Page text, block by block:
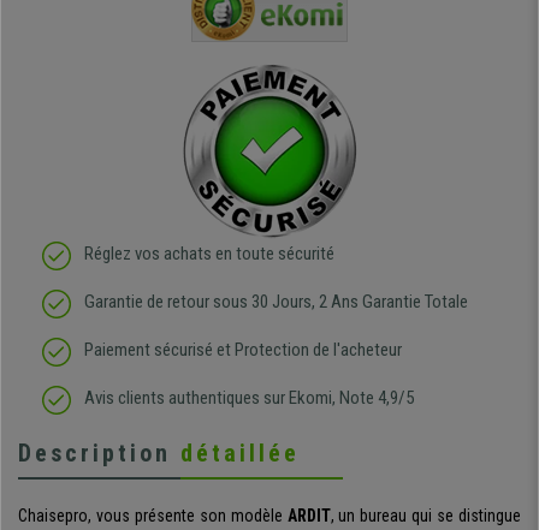
de l'aménagement et ne
regrette pas mon achat.
Réglez vos achats en toute sécurité
Garantie de retour sous 30 Jours, 2 Ans Garantie Totale
Paiement sécurisé et Protection de l'acheteur
Avis clients authentiques sur Ekomi, Note 4,9/5
Description détaillée
Chaisepro, vous présente son modèle ARDIT, un bureau qui se distingue